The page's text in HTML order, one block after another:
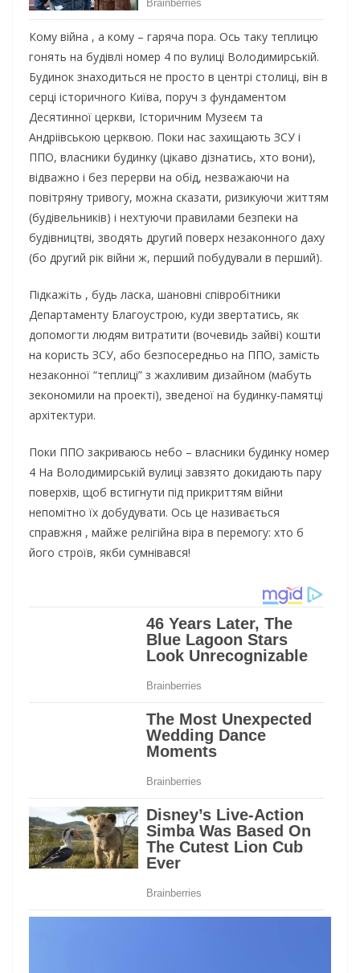
Кому війна , а кому – гаряча пора. Ось таку теплицю
гонять на будівлі номер 4 по вулиці Володимирській.
Будинок знаходиться не просто в центрі столиці, він в
серці історичного Київа, поруч з фундаментом
Десятинної церкви, Історичним Музеєм та
Андріівською церквою. Поки нас захищають ЗСУ і
ППО, власники будинку (цікаво дізнатись, хто вони),
відважно і без перерви на обід, незважаючи на
повітряну тривогу, можна сказати, ризикуючи життям
(будівельників) і нехтуючи правилами безпеки на
будівництві, зводять другий поверх незаконного даху
(бо другий рік війни ж, перший побудували в перший).
Підкажіть , будь ласка, шановні співробітники
Департаменту Благоустрою, куди звертатись, як
допомогти людям витратити (вочевидь зайві) кошти
на користь ЗСУ, або безпосередньо на ППО, замість
незаконної “теплиці” з жахливим дизайном (мабуть
зекономили на проекті), зведеної на будинку-памятці
архітектури.
Поки ППО закриваюсь небо – власники будинку номер
4 На Володимирській вулиці завзято докидають пару
поверхів, щоб встигнути під прикриттям війни
непомітно їх добудувати. Ось це називається
справжня , майже релігійна віра в перемогу: хто б
його строїв, якби сумнівався!